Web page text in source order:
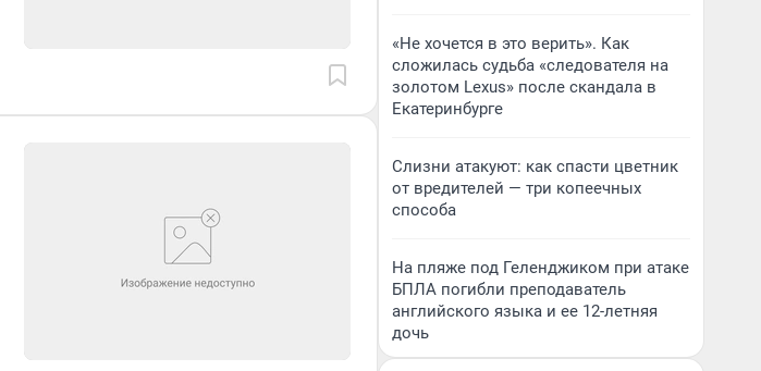
«Не хочется в это верить». Как
сложилась судьба «следователя на
золотом Lexus» после скандала в
Екатеринбурге
Слизни атакуют: как спасти цветник
от вредителей — три копеечных
способа
На пляже под Геленджиком при атаке
БПЛА погибли преподаватель
английского языка и ее 12-летняя
дочь